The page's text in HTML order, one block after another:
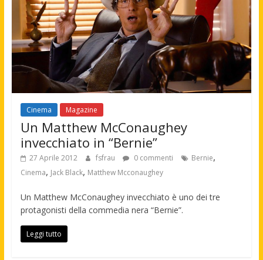
Cinema Magazine
Un Matthew McConaughey
invecchiato in “Bernie”
27 Aprile 2012 fsfrau 0 commenti Bernie,
Cinema, Jack Black, Matthew Mcconaughey
Un Matthew McConaughey invecchiato è uno dei tre
protagonisti della commedia nera “Bernie”.
Leggi tutto